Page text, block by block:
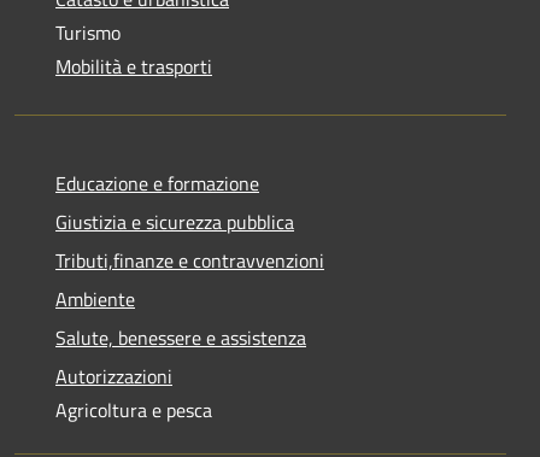
Turismo
Mobilità e trasporti
Educazione e formazione
Giustizia e sicurezza pubblica
Tributi,finanze e contravvenzioni
Ambiente
Salute, benessere e assistenza
Autorizzazioni
Agricoltura e pesca